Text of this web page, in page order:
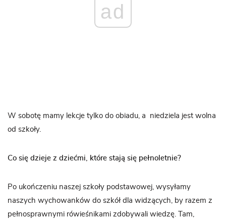
ad
W sobotę mamy lekcje tylko do obiadu, a niedziela jest wolna
od szkoły.
Co się dzieje z dziećmi, które stają się pełnoletnie?
Po ukończeniu naszej szkoły podstawowej, wysyłamy
naszych wychowanków do szkół dla widzących, by razem z
pełnosprawnymi rówieśnikami zdobywali wiedzę. Tam,